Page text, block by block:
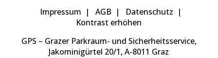
Impressum AGB
Datenschutz
Kontrast erhöhen
GPS – Grazer Parkraum- und Sicherheitsservice,
Jakominigürtel 20/1, A-8011 Graz